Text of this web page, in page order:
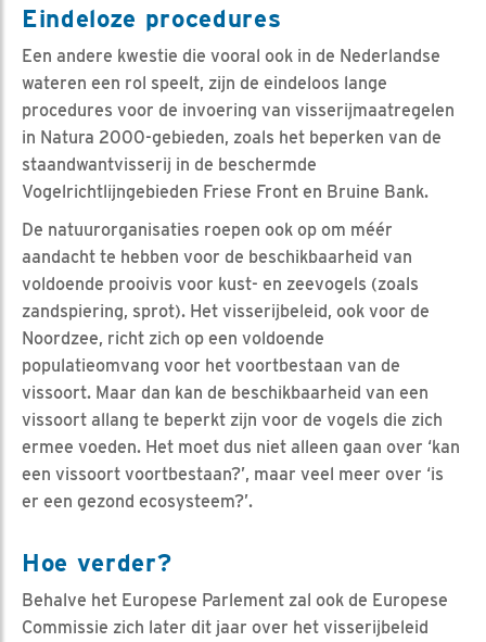
Eindeloze procedures
Een andere kwestie die vooral ook in de Nederlandse
wateren een rol speelt, zijn de eindeloos lange
procedures voor de invoering van visserijmaatregelen
in Natura 2000-gebieden, zoals het beperken van de
staandwantvisserij in de beschermde
Vogelrichtlijngebieden Friese Front en Bruine Bank.
De natuurorganisaties roepen ook op om méér
aandacht te hebben voor de beschikbaarheid van
voldoende prooivis voor kust- en zeevogels (zoals
zandspiering, sprot). Het visserijbeleid, ook voor de
Noordzee, richt zich op een voldoende
populatieomvang voor het voortbestaan van de
vissoort. Maar dan kan de beschikbaarheid van een
vissoort allang te beperkt zijn voor de vogels die zich
ermee voeden. Het moet dus niet alleen gaan over ‘kan
een vissoort voortbestaan?’, maar veel meer over ‘is
er een gezond ecosysteem?’.
Hoe verder?
Behalve het Europese Parlement zal ook de Europese
Commissie zich later dit jaar over het visserijbeleid